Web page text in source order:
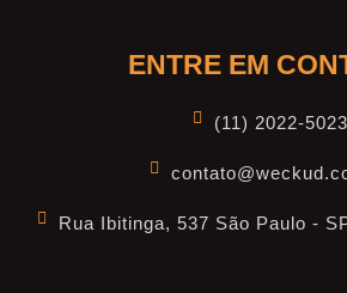
ENTRE EM
(11) 2022-5023
Rua Ibitinga, 537 São Paulo -